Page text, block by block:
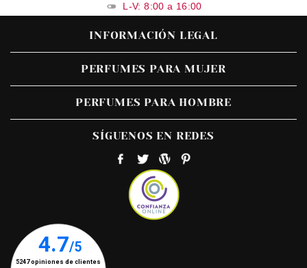
L-V: 8:00 a 16:00
INFORMACIÓN LEGAL
PERFUMES PARA MUJER
PERFUMES PARA HOMBRE
SÍGUENOS EN REDES